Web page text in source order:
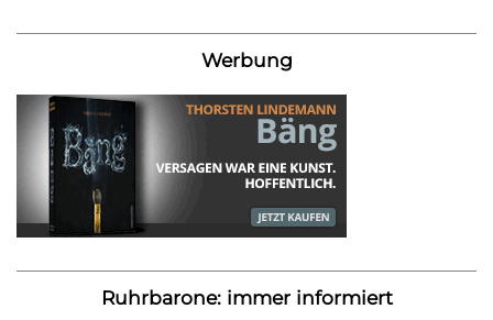
Werbung
Ruhrbarone: immer informiert